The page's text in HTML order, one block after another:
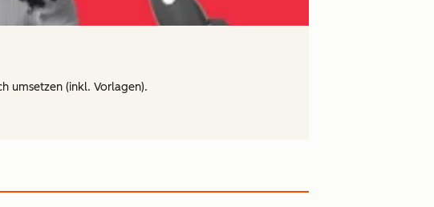
umsetzen (inkl. Vorlagen).